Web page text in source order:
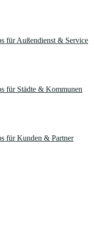
für Außendienst & Service
für Städte & Kommunen
für Kunden & Partner